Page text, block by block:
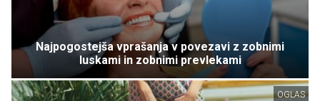
Najpogostejša vprašanja v povezavi z zobnimi
luskami in zobnimi prevlekami
OGLAS